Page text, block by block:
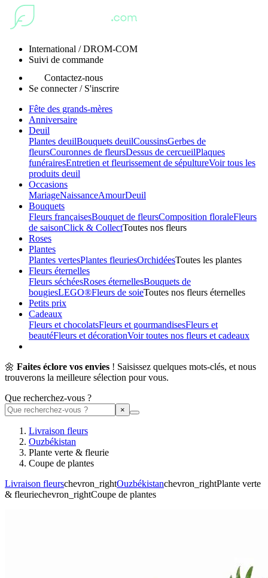
International / DROM-COM
Suivi de commande
Contactez-nous
Se connecter / S'inscrire
Fête des grands-mères
Anniversaire
Deuil
Plantes deuilBouquets deuilCoussinsGerbes de
fleursCouronnes de fleursDessus de cercueilPlaques
funérairesEntretien et fleurissement de sépultureVoir tous les
produits deuil
Occasions
MariageNaissanceAmourDeuil
Bouquets
Fleurs françaisesBouquet de fleursComposition floraleFleurs
de saisonClick & CollectToutes nos fleurs
Roses
Plantes
Plantes vertesPlantes fleuriesOrchidéesToutes les plantes
Fleurs éternelles
Fleurs séchéesRoses éternellesBouquets de
bougiesLEGO®Fleurs de soieToutes nos fleurs éternelles
Petits prix
Cadeaux
Fleurs et chocolatsFleurs et gourmandisesFleurs et
beautéFleurs et décorationVoir toutes nos fleurs et cadeaux
🌼 Faites éclore vos envies ! Saisissez quelques mots-clés, et nous
trouverons la meilleure sélection pour vous.
Que recherchez-vous ?
Livraison fleurs
Ouzbékistan
Plante verte & fleurie
Coupe de plantes
Livraison fleurschevron_rightOuzbékistanchevron_rightPlante verte
& fleuriechevron_rightCoupe de plantes